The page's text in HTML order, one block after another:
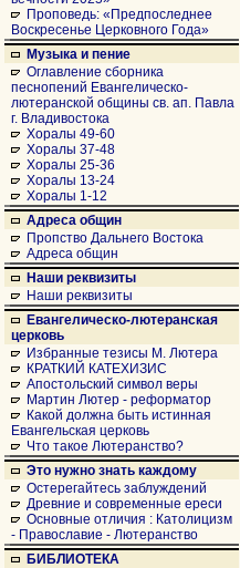
Проповедь: «Предпоследнее
Воскресенье Церковного Года»
Музыка и пение
Оглавление сборника
песнопений Евангелическо-
лютеранской общины св. ап. Павла
г. Владивостока
Хоралы 49-60
Хоралы 37-48
Хоралы 25-36
Хоралы 13-24
Хоралы 1-12
Адреса общин
Пропство Дальнего Востока
Адреса общин
Наши реквизиты
Наши реквизиты
Евангелическо-лютеранская
церковь
Избранные тезисы М. Лютера
КРАТКИЙ КАТЕХИЗИС
Апостольский символ веры
Мартин Лютер - реформатор
Какой должна быть истинная
Евангельская церковь
Что такое Лютеранство?
Это нужно знать каждому
Остерегайтесь заблуждений
Древние и современные ереси
Основные отличия : Католицизм
- Православие - Лютеранство
БИБЛИОТЕКА